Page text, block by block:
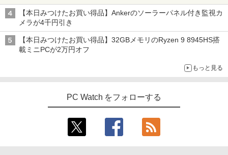
￥16,700
【本日みつけたお買い得品】Ankerのソーラーパネル付き監視カ
メラが4千円引き
【本日みつけたお買い得品】32GBメモリのRyzen 9 8945HS搭
載ミニPCが2万円オフ
もっと見る
PC Watch をフォローする